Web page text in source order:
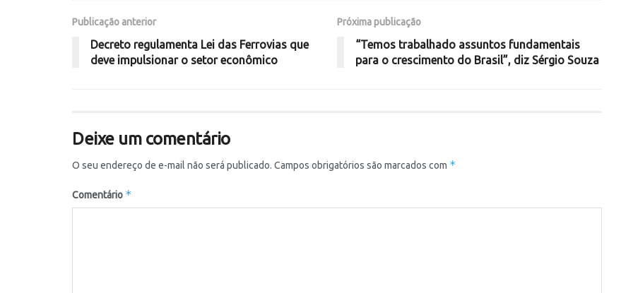
Publicação anterior
Decreto regulamenta Lei das Ferrovias que
deve impulsionar o setor econômico
Próxima publicação
“Temos trabalhado assuntos fundamentais
para o crescimento do Brasil”, diz Sérgio Souza
Deixe um comentário
O seu endereço de e-mail não será publicado. Campos obrigatórios são marcados com *
Comentário *